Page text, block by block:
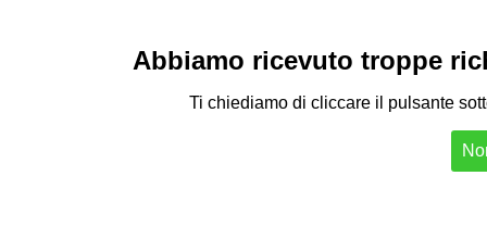
Abbiamo ricevuto troppe
Ti chiediamo di cliccare il pulsante